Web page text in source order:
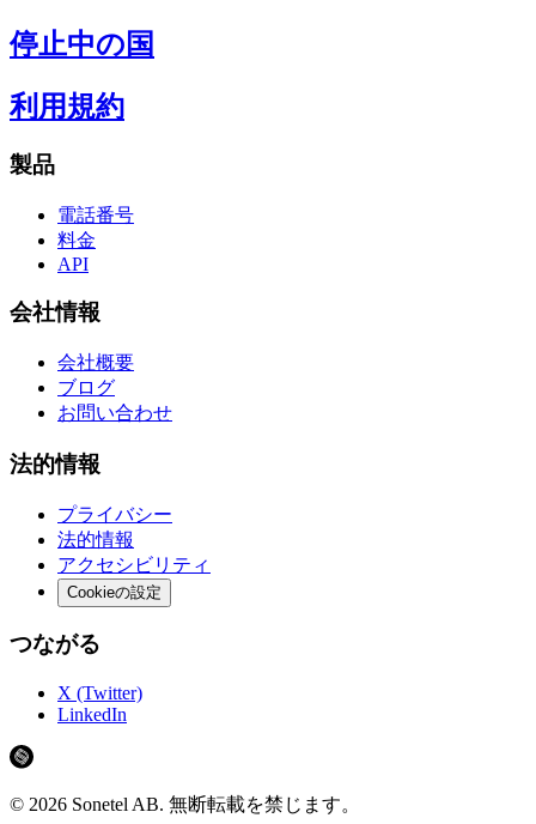
停止中の国
利用規約
製品
電話番号
料金
API
会社情報
会社概要
ブログ
お問い合わせ
法的情報
プライバシー
法的情報
アクセシビリティ
Cookieの設定
つながる
X (Twitter)
LinkedIn
© 2026 Sonetel AB. 無断転載を禁じます。